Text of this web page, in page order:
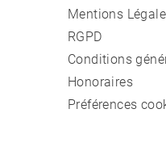
Mentions
RGPD
Conditions
Honoraires
Préférences